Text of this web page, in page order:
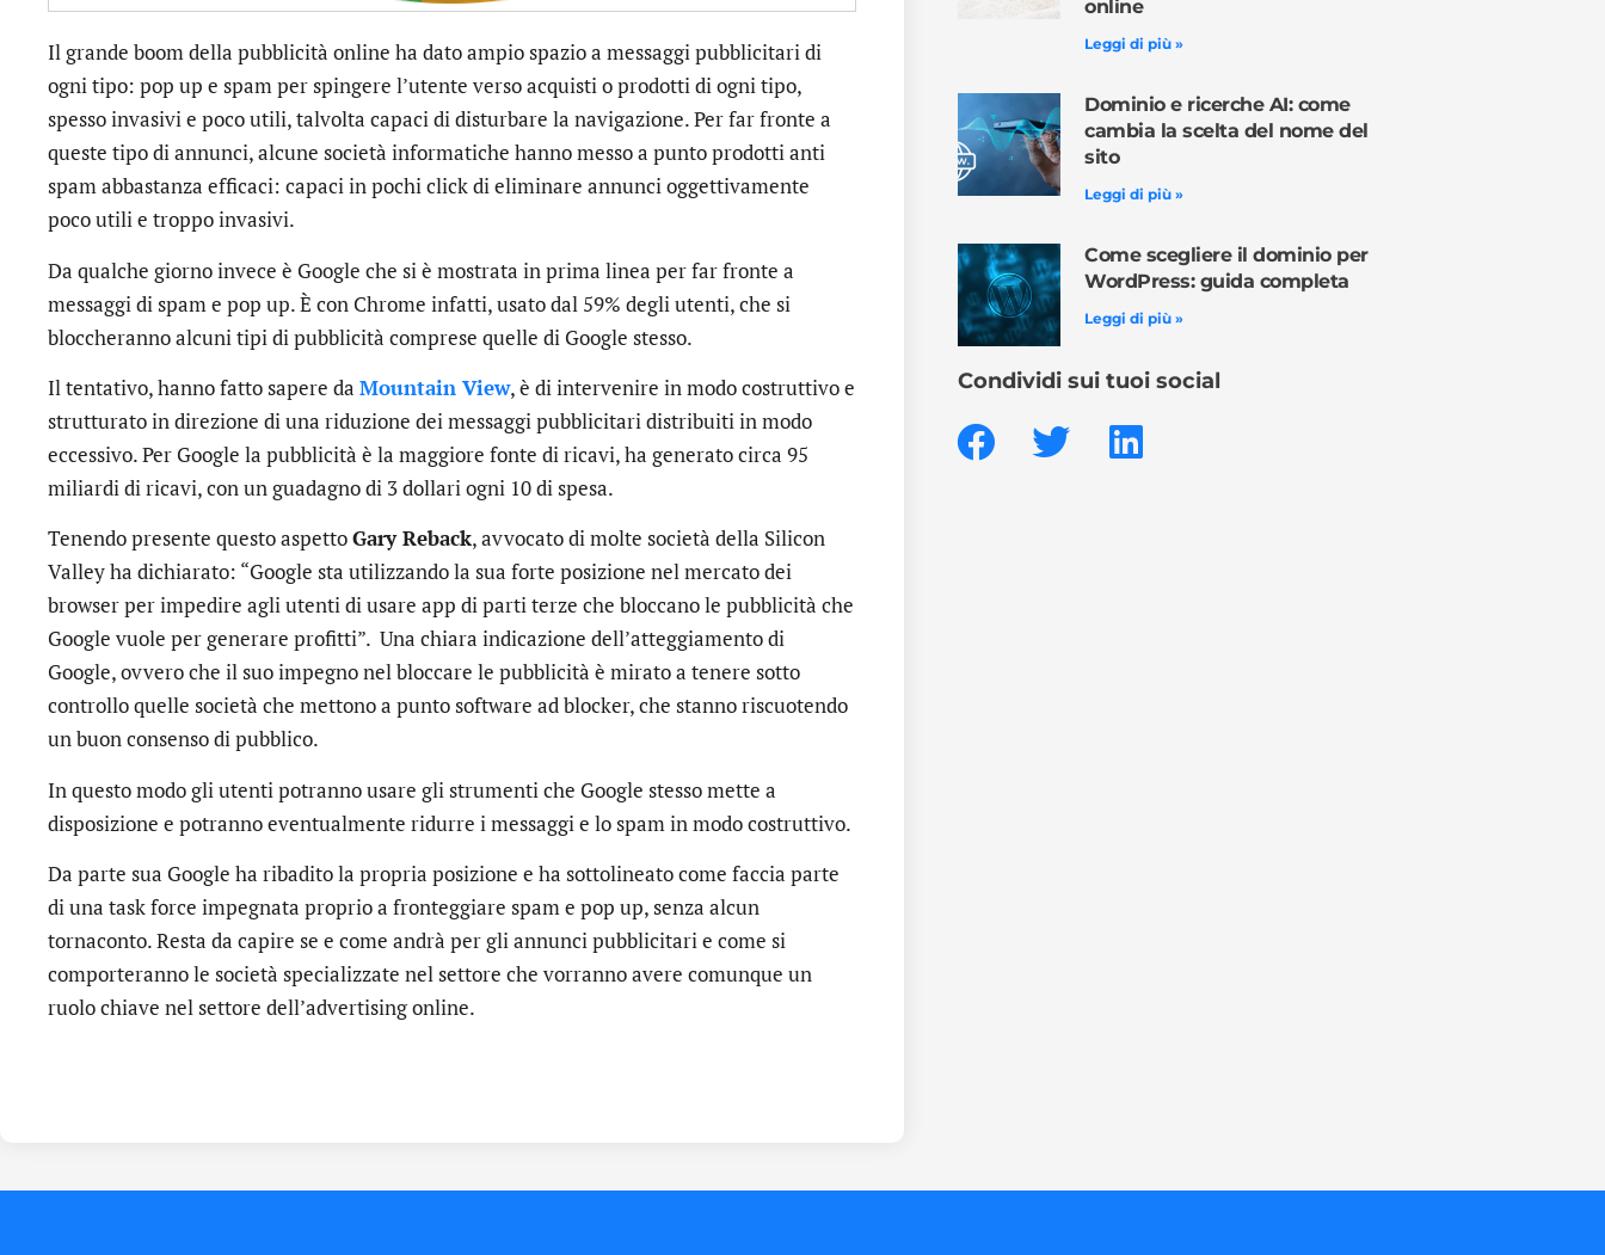
Il grande boom della pubblicità online ha dato ampio spazio a messaggi pubblicitari di
ogni tipo: pop up e spam per spingere l’utente verso acquisti o prodotti di ogni tipo,
spesso invasivi e poco utili, talvolta capaci di disturbare la navigazione. Per far fronte a
queste tipo di annunci, alcune società informatiche hanno messo a punto prodotti anti
spam abbastanza efficaci: capaci in pochi click di eliminare annunci oggettivamente
poco utili e troppo invasivi.
Da qualche giorno invece è Google che si è mostrata in prima linea per far fronte a
messaggi di spam e pop up. È con Chrome infatti, usato dal 59% degli utenti, che si
bloccheranno alcuni tipi di pubblicità comprese quelle di Google stesso.
Il tentativo, hanno fatto sapere da Mountain View, è di intervenire in modo costruttivo e
strutturato in direzione di una riduzione dei messaggi pubblicitari distribuiti in modo
eccessivo. Per Google la pubblicità è la maggiore fonte di ricavi, ha generato circa 95
miliardi di ricavi, con un guadagno di 3 dollari ogni 10 di spesa.
Tenendo presente questo aspettoGary Reback, avvocato di molte società della Silicon
Valley ha dichiarato: “Google sta utilizzando la sua forte posizione nel mercato dei
browser per impedire agli utenti di usare app di parti terze che bloccano le pubblicità che
Google vuole per generare profitti”. Una chiara indicazione dell’atteggiamento di
Google, ovvero che il suo impegno nel bloccare le pubblicità è mirato a tenere sotto
controllo quelle società che mettono a punto software ad blocker, che stanno riscuotendo
un buon consenso di pubblico.
In questo modo gli utenti potranno usare gli strumenti che Google stesso mette a
disposizione e potranno eventualmente ridurre i messaggi e lo spam in modo costruttivo.
Da parte sua Google ha ribadito la propria posizione e ha sottolineato come faccia parte
di una task force impegnata proprio a fronteggiare spam e pop up, senza alcun
tornaconto. Resta da capire se e come andrà per gli annunci pubblicitari e come si
comporteranno le società specializzate nel settore che vorranno avere comunque un
ruolo chiave nel settore dell’advertising online.
online
Leggi di più »
Dominio e ricerche AI: come
cambia la scelta del nome del
sito
Leggi di più »
Come scegliere il dominio per
WordPress: guida completa
Leggi di più »
Condividi sui tuoi social